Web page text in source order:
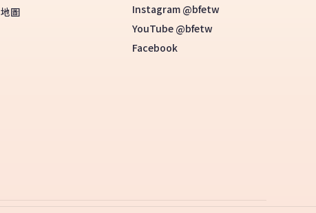
圖
Instagram @bfetw
YouTube @bfetw
Facebook